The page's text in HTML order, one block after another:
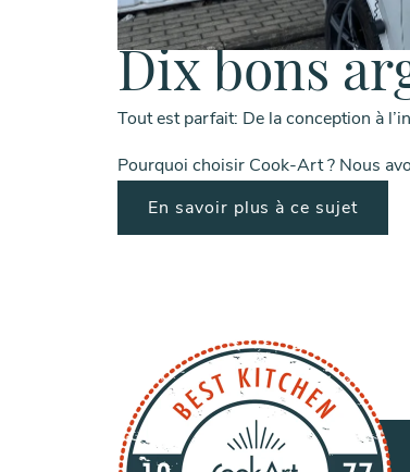
Dix bons
Tout est parfait: De la conception à
Pourquoi choisir Cook-Art ? Nous
En savoir plus à ce sujet